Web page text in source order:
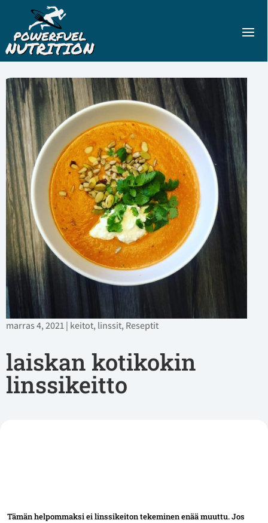
marras 4, 2021| keitot,linssit,Reseptit
laiskan kotikokin
linssikeitto
Tämän helpommaksi ei linssikeiton tekeminen enää muuttu. Jos